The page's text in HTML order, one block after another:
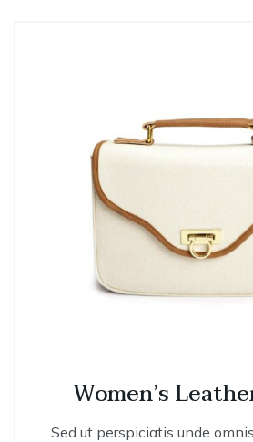
Women’s
Sed ut perspiciatis unde